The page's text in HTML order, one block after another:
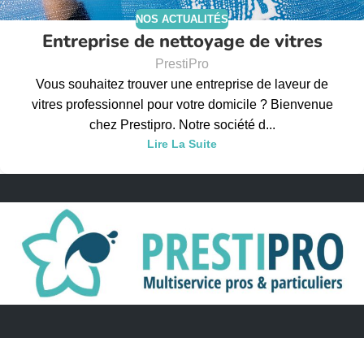
NOS ACTUALITÉS
Entreprise de nettoyage de vitres
PrestiPro
Vous souhaitez trouver une entreprise de laveur de
vitres professionnel pour votre domicile ? Bienvenue
chez Prestipro. Notre société d...
Lire La Suite